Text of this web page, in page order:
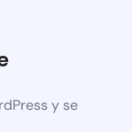
y se